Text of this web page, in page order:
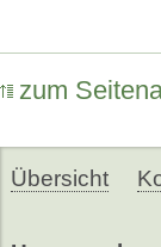
zum
Übersicht